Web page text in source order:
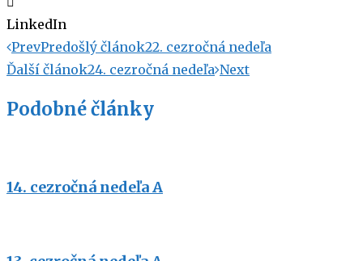
LinkedIn
PrevPredošlý článok22. cezročná nedeľa
Ďalší článok24. cezročná nedeľa Next
Podobné články
14. cezročná nedeľa A